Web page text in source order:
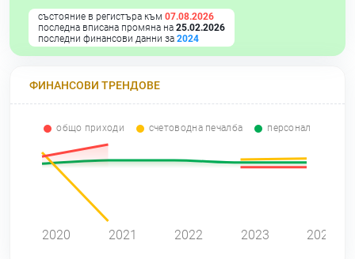
състояние в регистъра към 07.08.2026
последна вписана промяна на 25.02.2026
последни финансови данни за 2024
ФИНАНСОВИ ТРЕНДОВЕ
общо приходи счетоводна печалба персонал
2020 2021 2022 2023 2024